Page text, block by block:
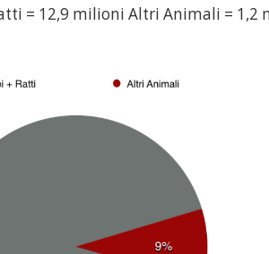
= 12,9 milioni Altri Animali = 1,2